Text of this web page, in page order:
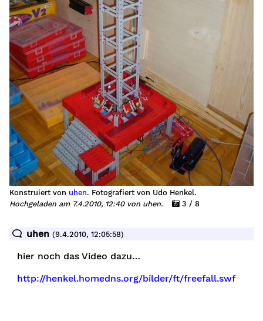
Konstruiert von uhen. Fotografiert von Udo Henkel.
Hochgeladen am 7.4.2010, 12:40 von uhen.
3 / 8
uhen (9.4.2010, 12:05:58)
hier noch das Video dazu…
http://henkel.homedns.org/bilder/ft/freefall.swf